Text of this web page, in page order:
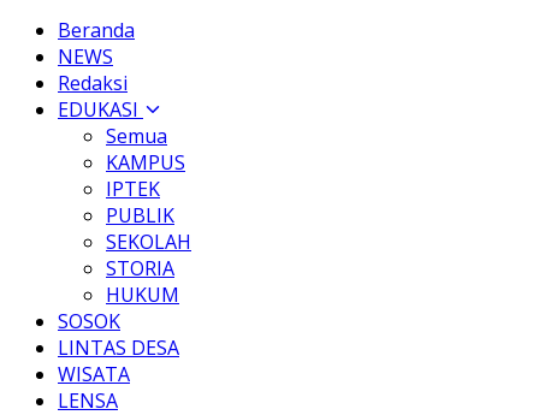
Beranda
NEWS
Redaksi
EDUKASI
Semua
KAMPUS
IPTEK
PUBLIK
SEKOLAH
STORIA
HUKUM
SOSOK
LINTAS DESA
WISATA
LENSA